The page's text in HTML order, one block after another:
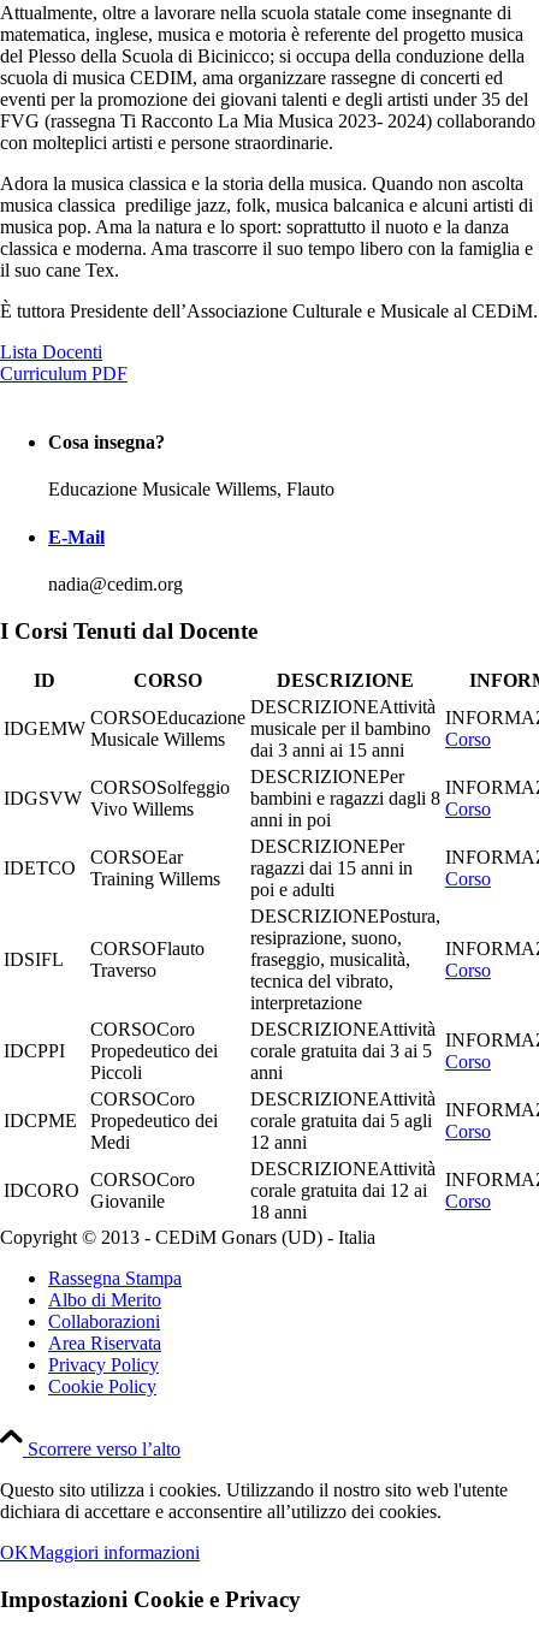
Attualmente, oltre a lavorare nella scuola statale come insegnante di
matematica, inglese, musica e motoria è referente del progetto musica
del Plesso della Scuola di Bicinicco; si occupa della conduzione della
scuola di musica CEDIM, ama organizzare rassegne di concerti ed
eventi per la promozione dei giovani talenti e degli artisti under 35 del
FVG (rassegna Ti Racconto La Mia Musica 2023- 2024) collaborando
con molteplici artisti e persone straordinarie.
Adora la musica classica e la storia della musica. Quando non ascolta
musica classica predilige jazz, folk, musica balcanica e alcuni artisti di
musica pop. Ama la natura e lo sport: soprattutto il nuoto e la danza
classica e moderna. Ama trascorre il suo tempo libero con la famiglia e
il suo cane Tex.
È tuttora Presidente dell’Associazione Culturale e Musicale al CEDiM.
Lista Docenti
Curriculum PDF
Cosa insegna?
Educazione Musicale Willems, Flauto
E-Mail
nadia@cedim.org
I Corsi Tenuti dal Docente
ID CORSO DESCRIZIONE
GEMW
Educazione
Musicale Willems
Attività
musicale per il bambino
dai 3 anni ai 15 anni
Corso
GSVW
Solfeggio
Vivo Willems
Per
bambini e ragazzi dagli 8
anni in poi
Corso
ETCO
Ear
Training Willems
Per
ragazzi dai 15 anni in
poi e adulti
Corso
SIFL
Flauto
Traverso
Postura,
resiprazione, suono,
fraseggio, musicalità,
tecnica del vibrato,
interpretazione
Corso
CPPI
Coro
Propedeutico dei
Piccoli
Attività
corale gratuita dai 3 ai 5
anni
Corso
CPME
Coro
Propedeutico dei
Medi
Attività
corale gratuita dai 5 agli
12 anni
Corso
CORO
Coro
Giovanile
Attività
corale gratuita dai 12 ai
18 anni
Corso
Copyright © 2013 - CEDiM Gonars (UD) - Italia
Rassegna Stampa
Albo di Merito
Collaborazioni
Area Riservata
Privacy Policy
Cookie Policy
Scorrere verso l’alto
Questo sito utilizza i cookies. Utilizzando il nostro sito web l'utente
dichiara di accettare e acconsentire all’utilizzo dei cookies.
OKMaggiori informazioni
Impostazioni Cookie e Privacy